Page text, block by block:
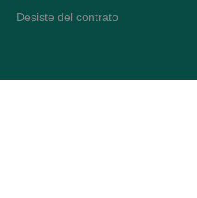
Desiste del contrato